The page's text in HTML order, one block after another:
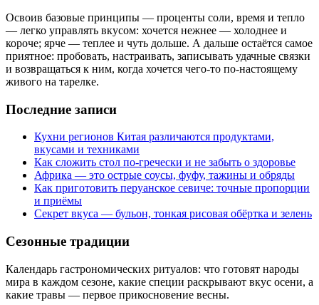
Освоив базовые принципы — проценты соли, время и тепло
— легко управлять вкусом: хочется нежнее — холоднее и
короче; ярче — теплее и чуть дольше. А дальше остаётся самое
приятное: пробовать, настраивать, записывать удачные связки
и возвращаться к ним, когда хочется чего-то по-настоящему
живого на тарелке.
Последние записи
Кухни регионов Китая различаются продуктами,
вкусами и техниками
Как сложить стол по‑гречески и не забыть о здоровье
Африка — это острые соусы, фуфу, тажины и обряды
Как приготовить перуанское севиче: точные пропорции
и приёмы
Секрет вкуса — бульон, тонкая рисовая обёртка и зелень
Сезонные традиции
Календарь гастрономических ритуалов: что готовят народы
мира в каждом сезоне, какие специи раскрывают вкус осени, а
какие травы — первое прикосновение весны.